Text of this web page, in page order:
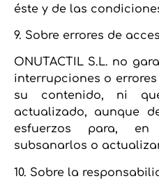
éste y de las
9. Sobre errores de
ONUTACTIL S.L. no
interrupciones o
su contenido, ni
actualizado, aunque
esfuerzos para,
subsanarlos o
10. Sobre la